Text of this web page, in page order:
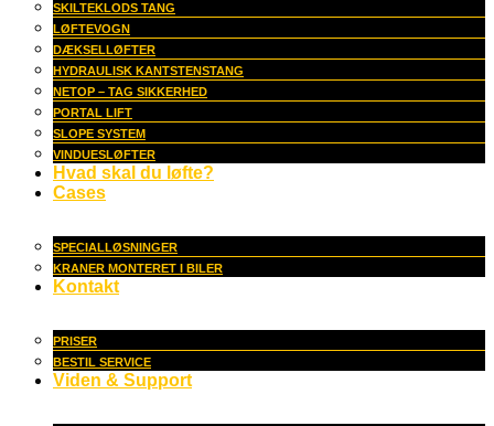
SKILTEKLODS TANG
LØFTEVOGN
DÆKSELLØFTER
HYDRAULISK KANTSTENSTANG
NETOP – TAG SIKKERHED
PORTAL LIFT
SLOPE SYSTEM
VINDUESLØFTER
Hvad skal du løfte?
Cases
SPECIALLØSNINGER
KRANER MONTERET I BILER
Kontakt
PRISER
BESTIL SERVICE
Viden & Support